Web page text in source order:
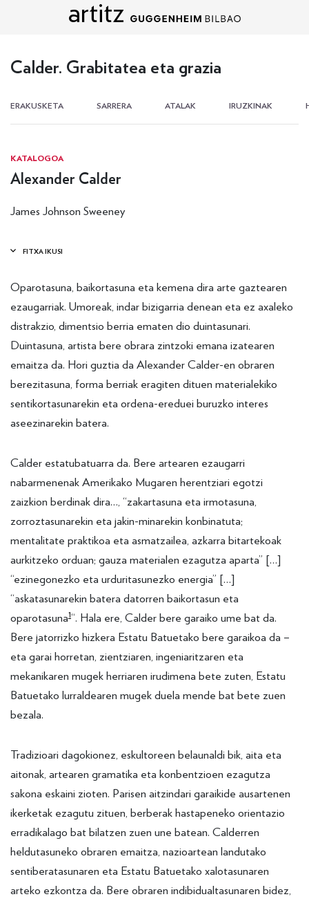
Edukira zuzenean joan
artitz
Calder. Grabitatea eta grazia
ERAKUSKETA SARRERA ATALAK IRUZKINAK
KATALOGOA
Alexander Calder
James Johnson Sweeney
Oparotasuna, baikortasuna eta kemena dira arte gaztearen
ezaugarriak. Umoreak, indar bizigarria denean eta ez axaleko
distrakzio, dimentsio berria ematen dio duintasunari.
Duintasuna, artista bere obrara zintzoki emana izatearen
emaitza da. Hori guztia da Alexander Calder-en obraren
berezitasuna, forma berriak eragiten dituen materialekiko
sentikortasunarekin eta ordena-ereduei buruzko interes
aseezinarekin batera.
Calder estatubatuarra da. Bere artearen ezaugarri
nabarmenenak Amerikako Mugaren herentziari egotzi
zaizkion berdinak dira…, “zakartasuna eta irmotasuna,
zorroztasunarekin eta jakin-minarekin konbinatuta;
mentalitate praktikoa eta asmatzailea, azkarra bitartekoak
aurkitzeko orduan; gauza materialen ezagutza aparta” […]
“ezinegonezko eta urduritasunezko energia” […]
“askatasunarekin batera datorren baikortasun eta
oparotasuna1“. Hala ere, Calder bere garaiko ume bat da.
Bere jatorrizko hizkera Estatu Batuetako bere garaikoa da –
eta garai horretan, zientziaren, ingeniaritzaren eta
mekanikaren mugek herriaren irudimena bete zuten, Estatu
Batuetako lurraldearen mugek duela mende bat bete zuen
bezala.
Tradizioari dagokionez, eskultoreen belaunaldi bik, aita eta
aitonak, artearen gramatika eta konbentzioen ezagutza
sakona eskaini zioten. Parisen aitzindari garaikide ausartenen
ikerketak ezagutu zituen, berberak hastapeneko orientazio
erradikalago bat bilatzen zuen une batean. Calderren
heldutasuneko obraren emaitza, nazioartean landutako
sentiberatasunaren eta Estatu Batuetako xalotasunaren
arteko ezkontza da. Bere obraren indibidualtasunaren bidez,